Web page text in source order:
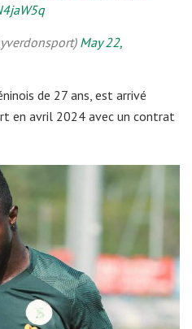
May 22,
de 27 ans, est arrivé
en avril 2024 avec un contrat